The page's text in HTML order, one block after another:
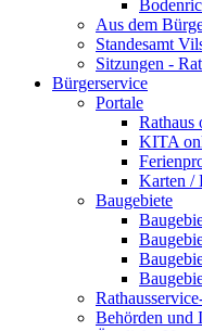
Aus dem
Standesamt
Sitzungen -
Bürgerservice
Portale
Rathaus
KITA
Karten /
Baugebiete
Behörden und